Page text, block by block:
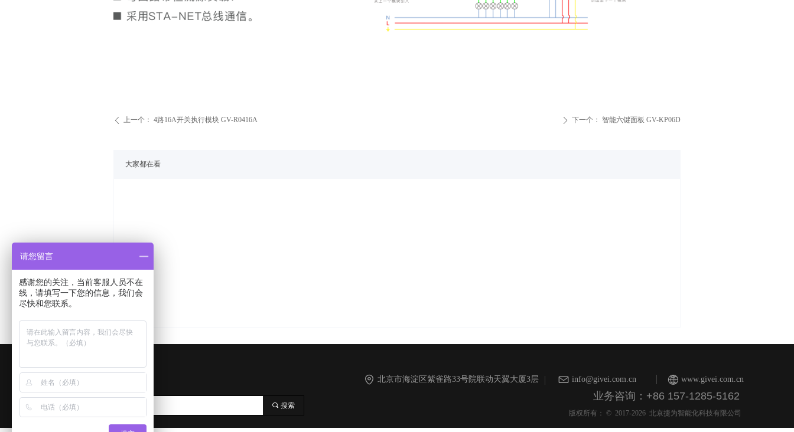
大家都在看
ꄴ 上一个： 4路16A开关执行模块 GV-R0416A ꄲ 下一个： 智能六键面板 GV-KP06D
北京市海淀区紫雀路33号院联动天翼大厦3层 info@givei.com.cn www.givei.com.cn
版权所有： ©  2017-2026 北京捷为智能化科技有限公司
业务咨询：+86 157-1285-5162
끠 搜索
请您留言
感谢您的关注，当前客服人员不在
线，请填写一下您的信息，我们会
尽快和您联系。